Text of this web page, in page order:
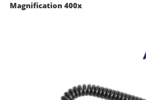
Magnification 400x